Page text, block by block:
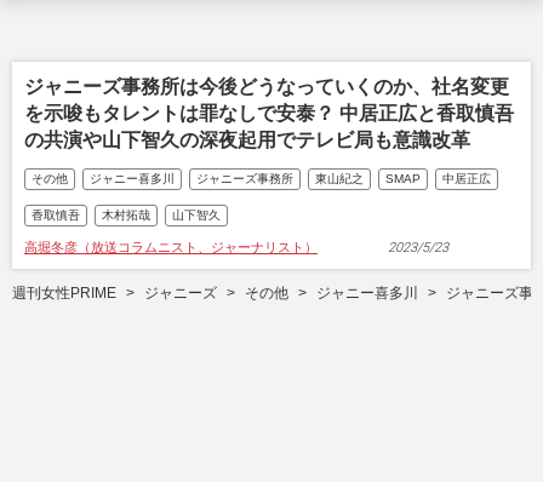
ジャニーズ事務所は今後どうなっていくのか、社名変更
を示唆もタレントは罪なしで安泰？ 中居正広と香取慎吾
の共演や山下智久の深夜起用でテレビ局も意識改革
その他 ジャニー喜多川 ジャニーズ事務所 東山紀之 SMAP 中居正広
香取慎吾 木村拓哉 山下智久
高堀冬彦（放送コラムニスト、ジャーナリスト） 2023/5/23
週刊女性PRIME ジャニーズ その他 ジャニー喜多川 ジャニーズ事